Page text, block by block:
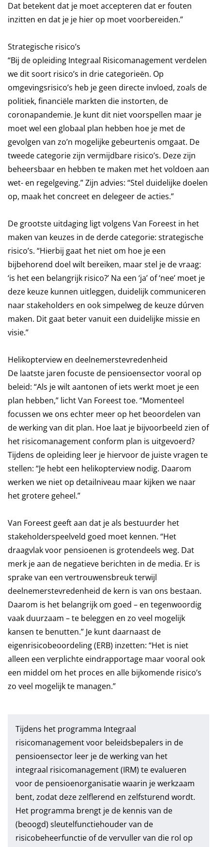
Dat betekent dat je moet accepteren dat er fouten
inzitten en dat je je hier op moet voorbereiden.”
Strategische risico’s
“Bij de opleiding Integraal Risicomanagement verdelen
we dit soort risico’s in drie categorieën. Op
omgevingsrisico’s heb je geen directe invloed, zoals de
politiek, financiële markten die instorten, de
coronapandemie. Je kunt dit niet voorspellen maar je
moet wel een globaal plan hebben hoe je met de
gevolgen van zo’n mogelijke gebeurtenis omgaat. De
tweede categorie zijn vermijdbare risico’s. Deze zijn
beheersbaar en hebben te maken met het voldoen aan
wet- en regelgeving.” Zijn advies: “Stel duidelijke doelen
op, maak het concreet en delegeer de acties.”
De grootste uitdaging ligt volgens Van Foreest in het
maken van keuzes in de derde categorie: strategische
risico’s. “Hierbij gaat het niet om hoe je een
bijbehorend doel wilt bereiken, maar stel je de vraag:
‘is het een belangrijk risico?’ Na een ‘ja’ of ‘nee’ moet je
deze keuze kunnen uitleggen, duidelijk communiceren
naar stakeholders en ook simpelweg de keuze dúrven
maken. Dit gaat beter vanuit een duidelijke missie en
visie.”
Helikopterview en deelnemerstevredenheid
De laatste jaren focuste de pensioensector vooral op
beleid: “Als je wilt aantonen of iets werkt moet je een
plan hebben,” licht Van Foreest toe. “Momenteel
focussen we ons echter meer op het beoordelen van
de werking van dit plan. Hoe laat je bijvoorbeeld zien of
het risicomanagement conform plan is uitgevoerd?
Tijdens de opleiding leer je hiervoor de juiste vragen te
stellen: “Je hebt een helikopterview nodig. Daarom
werken we niet op detailniveau maar kijken we naar
het grotere geheel.”
Van Foreest geeft aan dat je als bestuurder het
stakeholderspeelveld goed moet kennen. “Het
draagvlak voor pensioenen is grotendeels weg. Dat
merk je aan de negatieve berichten in de media. Er is
sprake van een vertrouwensbreuk terwijl
deelnemerstevredenheid de kern is van ons bestaan.
Daarom is het belangrijk om goed – en tegenwoordig
vaak duurzaam – te beleggen en zo veel mogelijk
kansen te benutten.” Je kunt daarnaast de
eigenrisicobeoordeling (ERB) inzetten: “Het is niet
alleen een verplichte eindrapportage maar vooral ook
een middel om het proces en alle bijkomende risico’s
zo veel mogelijk te managen.”
Tijdens het programma Integraal
risicomanagement voor beleidsbepalers in de
pensioensector leer je de werking van het
integraal risicomanagement (IRM) te evalueren
voor de pensioenorganisatie waarin je werkzaam
bent, zodat deze zelflerend en zelfsturend wordt.
Het programma brengt je de kennis van de
(beoogd) sleutelfunctiehouder van de
risicobeheerfunctie of de vervuller van die rol op